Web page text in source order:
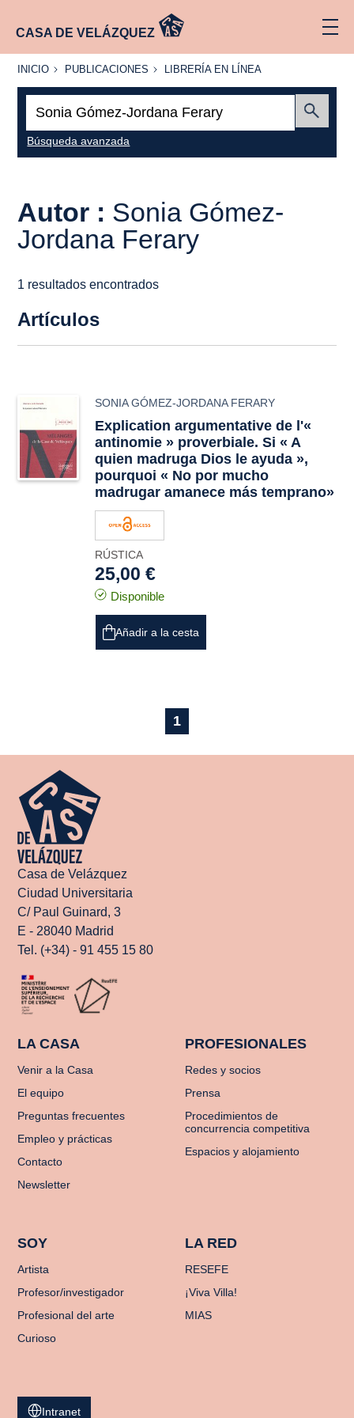
CASA DE VELÁZQUEZ
INICIO
INICIO PUBLICACIONES
PUBLICACIONES
LIBRERÍA
LÍNEA
LIBRERÍA EN LÍNEA
Búsqueda avanzada
Autor : Sonia Gómez-
Jordana Ferary
1 resultados encontrados
Artículos
SONIA GÓMEZ-JORDANA FERARY
Explication argumentative de l'«
antinomie » proverbiale. Si « A
quien madruga Dios le ayuda »,
pourquoi « No por mucho
madrugar amanece más temprano»
RÚSTICA
25,00 €
Disponible
Añadir a la cesta
1
Casa de Velázquez
Ciudad Universitaria
C/ Paul Guinard, 3
E - 28040 Madrid
Tel. (+34) - 91 455 15 80
LA CASA
Venir a la Casa
El equipo
Preguntas frecuentes
Empleo y prácticas
Contacto
Newsletter
PROFESIONALES
Redes y socios
Prensa
Procedimientos de
concurrencia competitiva
Espacios y alojamiento
SOY
Artista
Profesor/investigador
Profesional del arte
Curioso
LA RED
RESEFE
¡Viva Villa!
MIAS
Intranet